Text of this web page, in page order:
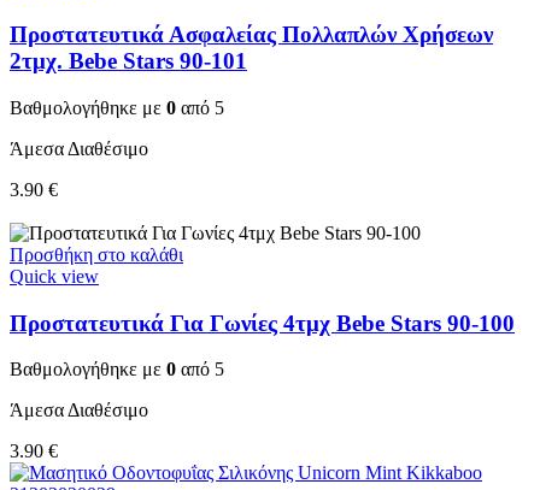
Προστατευτικά Ασφαλείας Πολλαπλών Χρήσεων
2τμχ. Bebe Stars 90-101
Βαθμολογήθηκε με 0 από 5
Άμεσα Διαθέσιμο
3.90 €
Προσθήκη στο καλάθι
Quick view
Προστατευτικά Για Γωνίες 4τμχ Bebe Stars 90-100
Βαθμολογήθηκε με 0 από 5
Άμεσα Διαθέσιμο
3.90 €